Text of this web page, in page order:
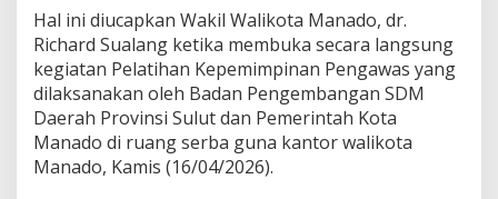
y
a
n
g
M
u
m
p
u
Hal ini diucapkan Wakil Walikota Manado, dr.
Richard Sualang ketika membuka secara langsung
kegiatan Pelatihan Kepemimpinan Pengawas yang
dilaksanakan oleh Badan Pengembangan SDM
Daerah Provinsi Sulut dan Pemerintah Kota
Manado di ruang serba guna kantor walikota
Manado, Kamis (16/04/2026).